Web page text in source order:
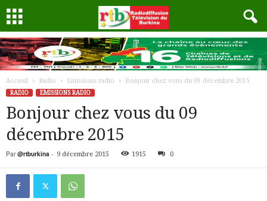
Accueil Radio Emissions radio
Bonjour chez vous du 09 décembre 2015
RADIO
EMISSIONS RADIO
Bonjour chez vous du 09
décembre 2015
Par @rtburkina - 9 décembre 2015 1915 0